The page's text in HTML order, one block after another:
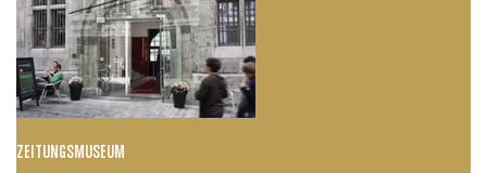
ZEITUNGSMUSEUM